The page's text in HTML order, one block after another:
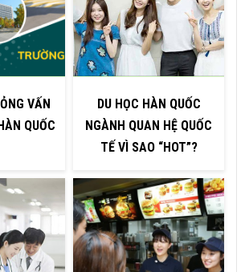
VẤN
QUỐC
DU HỌC HÀN QUỐC
NGÀNH QUAN HỆ QUỐC
TẾ VÌ SAO “HOT”?